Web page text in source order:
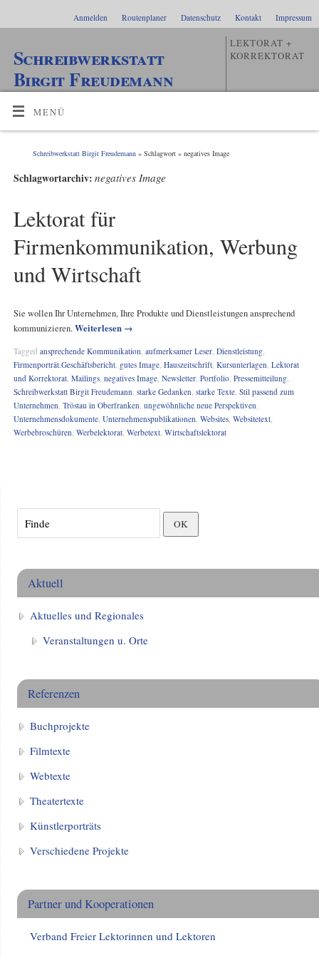
Anmelden Routenplaner Datenschutz Kontakt Impressum
Schreibwerkstatt
Birgit Freudemann
LEKTORAT +
KORREKTORAT
MENÜ
Schreibwerkstatt Birgit Freudemann » Schlagwort » negatives Image
Schlagwortarchiv: negatives Image
Lektorat für
Firmenkommunikation, Werbung
und Wirtschaft
Sie wollen Ihr Unternehmen, Ihre Produkte und Dienstleistungen ansprechend
kommunizieren.Weiterlesen →
Tagged ansprechende Kommunikation, aufmerksamer Leser, Dienstleistung,
Firmenporträt.Geschäftsbericht, gutes Image, Hauszeitschrift, Kursunterlagen, Lektorat
und Korrektorat, Mailings, negatives Image, Newsletter, Portfolio, Pressemitteilung,
Schreibwerkstatt Birgit Freudemann, starke Gedanken, starke Texte, Stil passend zum
Unternehmen, Tröstau in Oberfranken, ungewöhnliche neue Perspektiven,
Unternehmensdokumente, Unternehmenspublikationen, Websites, Websitetext,
Werbebroschüren, Werbelektorat, Werbetext, Wirtschaftslektorat
Aktuell
Aktuelles und Regionales
Veranstaltungen u. Orte
Referenzen
Buchprojekte
Filmtexte
Webtexte
Theatertexte
Künstlerporträts
Verschiedene Projekte
Partner und Kooperationen
Verband Freier Lektorinnen und Lektoren